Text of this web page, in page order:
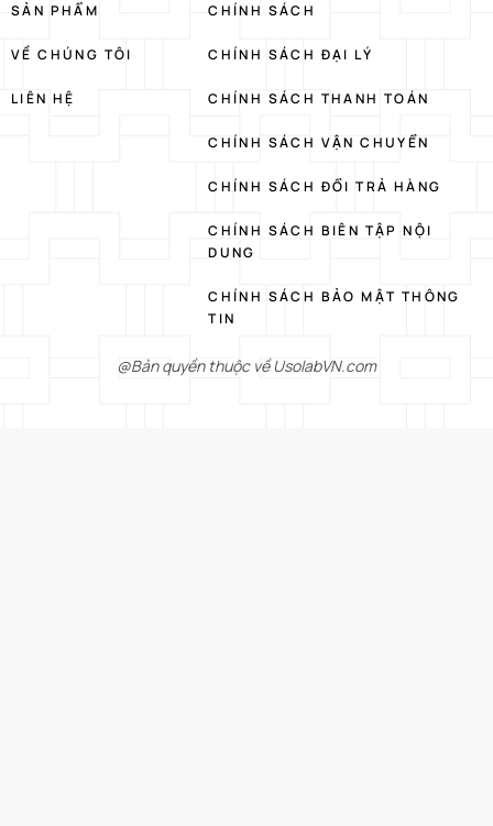
SẢN PHẨM
VỀ CHÚNG TÔI
LIÊN HỆ
CHÍNH SÁCH
CHÍNH SÁCH ĐẠI LÝ
CHÍNH SÁCH THANH TOÁN
CHÍNH SÁCH VẬN CHUYỂN
CHÍNH SÁCH ĐỔI TRẢ HÀNG
CHÍNH SÁCH BIÊN TẬP NỘI
DUNG
CHÍNH SÁCH BẢO MẬT THÔNG
TIN
@Bản quyền thuộc về UsolabVN.com